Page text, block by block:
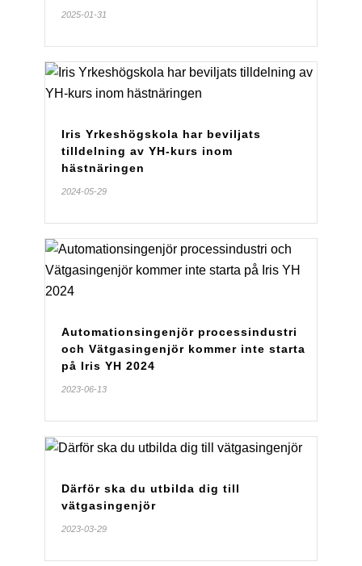
2025-01-31
Iris Yrkeshögskola har beviljats
tilldelning av YH-kurs inom
hästnäringen
2024-05-29
Automationsingenjör processindustri
och Vätgasingenjör kommer inte starta
på Iris YH 2024
2023-06-13
Därför ska du utbilda dig till
vätgasingenjör
2023-03-29